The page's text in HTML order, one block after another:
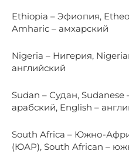
Ethiopia – Эфиопия,
Amharic – амхарский
Nigeria – Нигерия,
английский
Sudan – Судан, Sudanese
арабский, English –
South Africa – Южно-
(ЮАР), South African –